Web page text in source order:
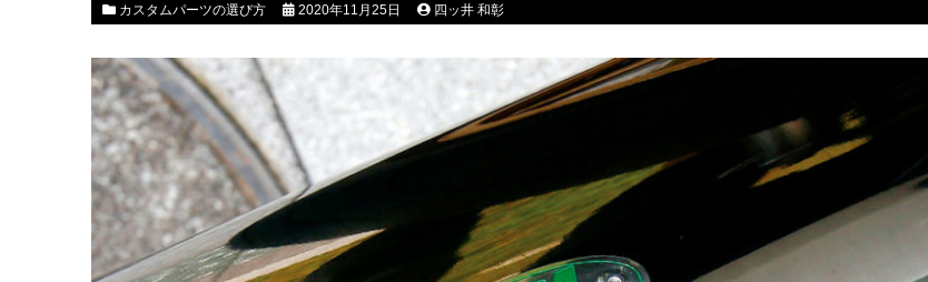
カスタムパーツの選び方 2020年11月25日 四ッ井 和彰